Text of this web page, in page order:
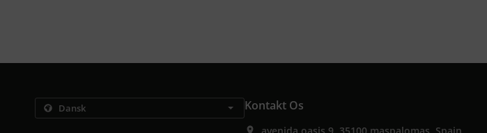
Kontakt Os